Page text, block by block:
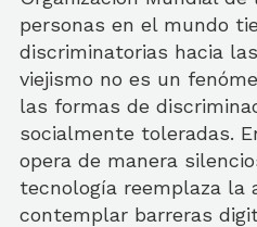
personas en el mundo
discriminatorias hacia
viejismo no es un
las formas de
socialmente toleradas.
opera de manera
tecnología reemplaza la
contemplar barreras